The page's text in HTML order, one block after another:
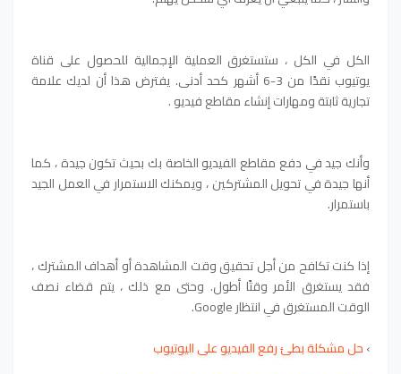
الكل في الكل ، ستستغرق العملية الإجمالية للحصول على قناة
يوتيوب نقدًا من 3-6 أشهر كحد أدنى. يفترض هذا أن لديك علامة
تجارية ثابتة ومهارات إنشاء مقاطع فيديو .
وأنك جيد في دفع مقاطع الفيديو الخاصة بك بحيث تكون جيدة ، كما
أنها جيدة في تحويل المشتركين ، ويمكنك الاستمرار في العمل الجيد
باستمرار.
إذا كنت تكافح من أجل تحقيق وقت المشاهدة أو أهداف المشترك ،
فقد يستغرق الأمر وقتًا أطول. وحتى مع ذلك ، يتم قضاء نصف
الوقت المستغرق في انتظار Google.
›حل مشكلة بطئ رفع الفيديو على اليوتيوب